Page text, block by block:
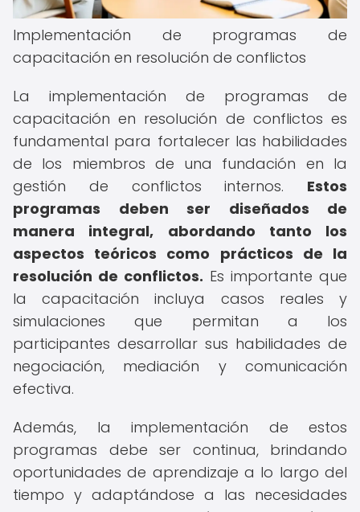
Implementación de programas de
capacitación en resolución de conflictos
La implementación de programas de
capacitación en resolución de conflictos es
fundamental para fortalecer las habilidades
de los miembros de una fundación en la
gestión de conflictos internos. Estos
programas deben ser diseñados de
manera integral, abordando tanto los
aspectos teóricos como prácticos de la
resolución de conflictos. Es importante que
la capacitación incluya casos reales y
simulaciones que permitan a los
participantes desarrollar sus habilidades de
negociación, mediación y comunicación
efectiva.
Además, la implementación de estos
programas debe ser continua, brindando
oportunidades de aprendizaje a lo largo del
tiempo y adaptándose a las necesidades